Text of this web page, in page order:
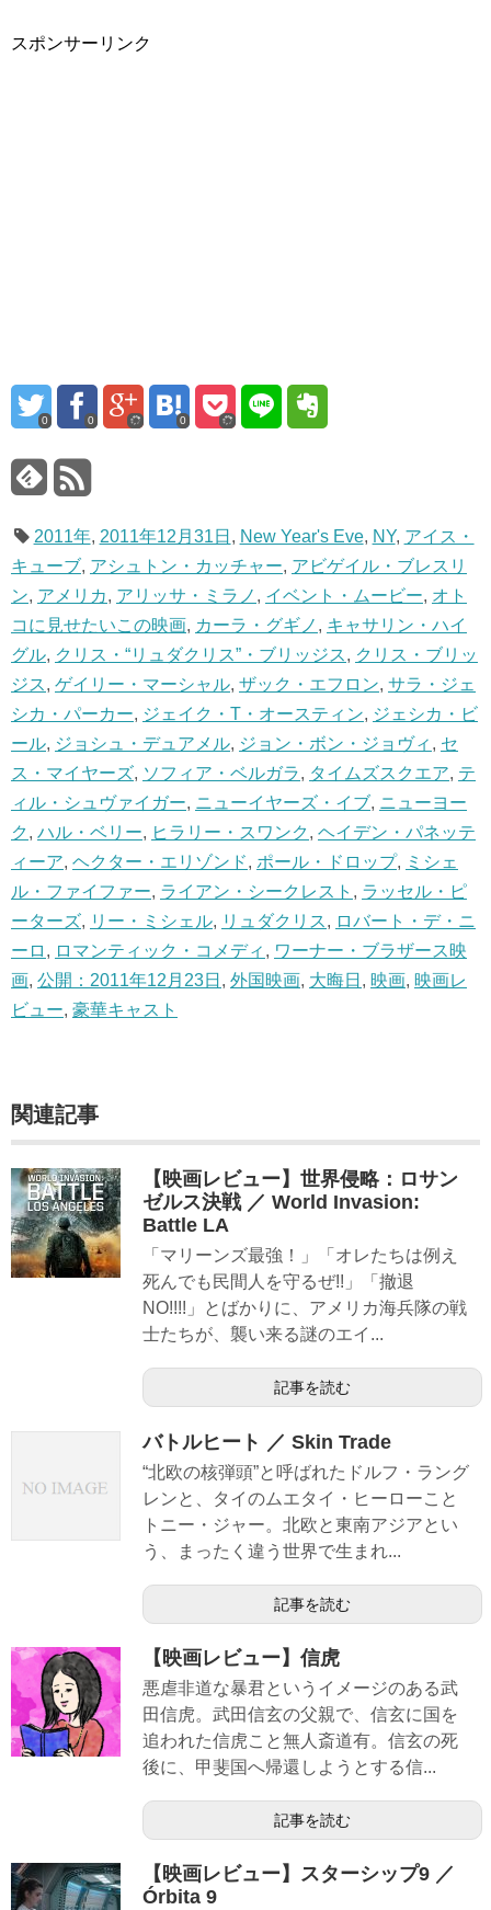
スポンサーリンク
0 0 0
2011年, 2011年12月31日 , New Year's Eve, NY, アイス・
キューブ, アシュトン・カッチャー, アビゲイル・ブレスリ
ン, アメリカ, アリッサ・ミラノ , イベント・ムービー, オト
コに見せたいこの映画, カーラ・グギノ , キャサリン・ハイ
グル, クリス・“リュダクリス”・ブリッジス, クリス・ブリッ
ジス, ゲイリー・マーシャル, ザック・エフロン, サラ・ジェ
シカ・パーカー, ジェイク・T・オースティン, ジェシカ・ビ
ール, ジョシュ・デュアメル, ジョン・ボン・ジョヴィ , セ
ス・マイヤーズ, ソフィア・ベルガラ, タイムズスクエア, テ
ィル・シュヴァイガー, ニューイヤーズ・イブ, ニューヨー
ク , ハル・ベリー, ヒラリー・スワンク , ヘイデン・パネッテ
ィーア, ヘクター・エリゾンド, ポール・ドロップ, ミシェ
ル・ファイファー, ライアン・シークレスト , ラッセル・ピ
ーターズ, リー・ミシェル, リュダクリス, ロバート・デ・ニ
ーロ , ロマンティック・コメディ , ワーナー・ブラザース映
画, 公開：2011年12月23日 , 外国映画, 大晦日 , 映画, 映画レ
ビュー, 豪華キャスト
関連記事
【映画レビュー】世界侵略：ロサン
ゼルス決戦 ／ World Invasion:
Battle LA
「マリーンズ最強！」「オレたちは例え
死んでも民間人を守るぜ!!」「撤退
NO!!!!」とばかりに、アメリカ海兵隊の戦
士たちが、襲い来る謎のエイ...
記事を読む
バトルヒート ／ Skin Trade
“北欧の核弾頭”と呼ばれたドルフ・ラング
レンと、タイのムエタイ・ヒーローこと
トニー・ジャー。北欧と東南アジアとい
う、まったく違う世界で生まれ...
記事を読む
【映画レビュー】信虎
悪虐非道な暴君というイメージのある武
田信虎。武田信玄の父親で、信玄に国を
追われた信虎こと無人斎道有。信玄の死
後に、甲斐国へ帰還しようとする信...
記事を読む
【映画レビュー】スターシップ9 ／
Órbita 9